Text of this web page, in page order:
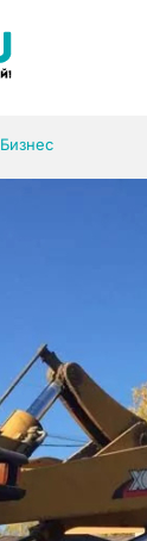
Бизнес